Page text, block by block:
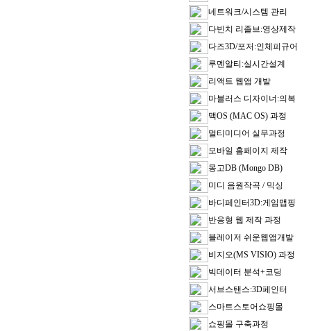
네트워크/시스템 관리
다빈치 리졸브:영상제작
다즈3D/포저:인체피규어
루멘알티:실시간설계
리액트 웹앱 개발
마블러스 디자이너:의복
맥OS (MAC OS) 과정
멀티미디어 실무과정
모바일 홈페이지 제작
몽고DB (Mongo DB)
미디 음원작곡 / 믹싱
바디페인터3D:게임맵핑
반응형 웹 제작 과정
블레이저 쉬운웹앱개발
비지오(MS VISIO) 과정
빅데이터 분석+코딩
서브스탠스:3D페인터
스마트스토어쇼핑몰
쇼핑몰 구축과정